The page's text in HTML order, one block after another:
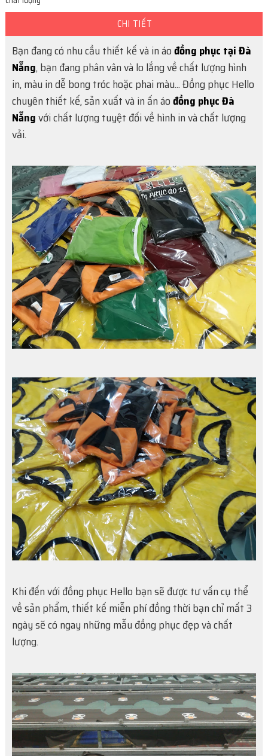
CHI TIẾT
Bạn đang có nhu cầu thiết kế và in áođồng phục tại Đà
Nẵng, bạn đang phân vân và lo lắng về chất lượng hình
in, màu in dễ bong tróc hoặc phai màu... Đồng phục Hello
chuyên thiết kế, sản xuất và in ấn áođồng phục Đà
Nẵngvới chất lượng tuyệt đối về hình in và chất lượng
vải.
Khi đến với đồng phục Hello bạn sẽ được tư vấn cụ thể
về sản phẩm, thiết kế miễn phí đồng thời bạn chỉ mất 3
ngày sẽ có ngay những mẫu đồng phục đẹp và chất
lượng.